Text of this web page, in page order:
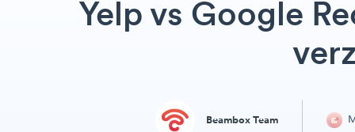
Yelp vs Google
Beambox Team